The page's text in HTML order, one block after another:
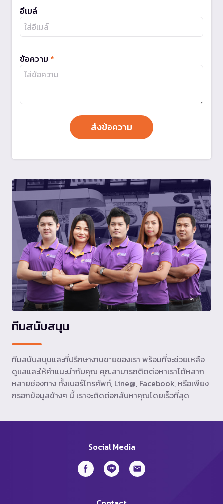
อีเมล์
ข้อความ *
ทีมสนับสนุน
ทีมสนับสนุนและที่ปรึกษางานขายของเรา พร้อมที่จะช่วยเหลือ
ดูแลและให้คำแนะนำกับคุณ คุณสามารถติดต่อหาเราได้หลาก
หลายช่องทาง ทั้งเบอร์โทรศัพท์, Line@, Facebook, หรือเพียง
กรอกข้อมูลข้างๆ นี้ เราจะติดต่อกลับหาคุณโดยเร็วที่สุด
Social Media